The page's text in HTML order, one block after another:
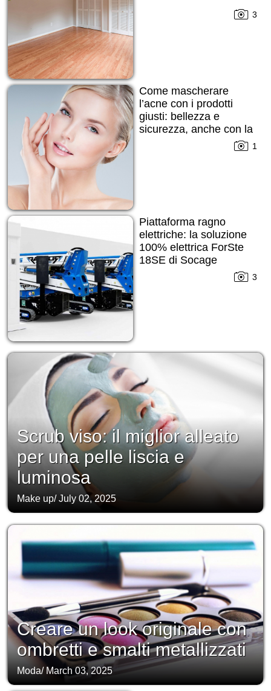
3
Come mascherare
l’acne con i prodotti
giusti: bellezza e
sicurezza, anche con la
1
Piattaforma ragno
elettriche: la soluzione
100% elettrica ForSte
18SE di Socage
3
Scrub viso: il miglior alleato
per una pelle liscia e
luminosa
Make up/July 02, 2025
Creare un look originale con
ombretti e smalti metallizzati
Moda/ March 03, 2025